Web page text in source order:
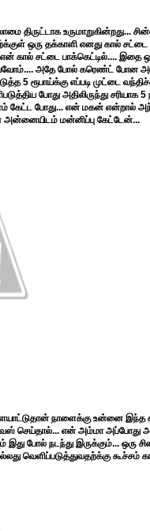
உருமாறுகின்றது...
ஒரு தக்காளி எனது கால்
கால் சட்டை பாக்கெட்டில்.... இதை
அதே போல் கரெண்ட் போன
5 ரூபாய்க்கு எப்படி முட்டை
போது அதிலிருந்து சரியாக
கேட்ட போது... என் மகன் என்றால்
மன்னிப்பு கேட்டேன்...
நாளைக்கு உன்னை இந்த
செய்தால்... என் அம்மா அப்போது
இது போல் நடந்து இருக்கும்... ஒரு
வெளிப்படுத்துவதற்க்கு